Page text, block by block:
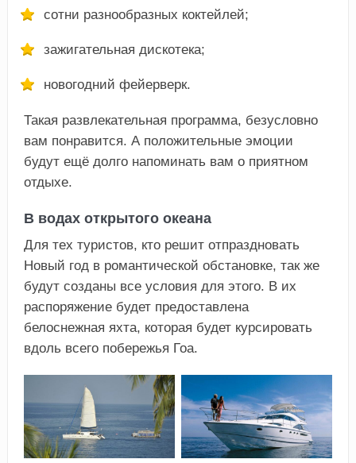
сотни разнообразных коктейлей;
зажигательная дискотека;
новогодний фейерверк.
Такая развлекательная программа, безусловно
вам понравится. А положительные эмоции
будут ещё долго напоминать вам о приятном
отдыхе.
В водах открытого океана
Для тех туристов, кто решит отпраздновать
Новый год в романтической обстановке, так же
будут созданы все условия для этого. В их
распоряжение будет предоставлена
белоснежная яхта, которая будет курсировать
вдоль всего побережья Гоа.